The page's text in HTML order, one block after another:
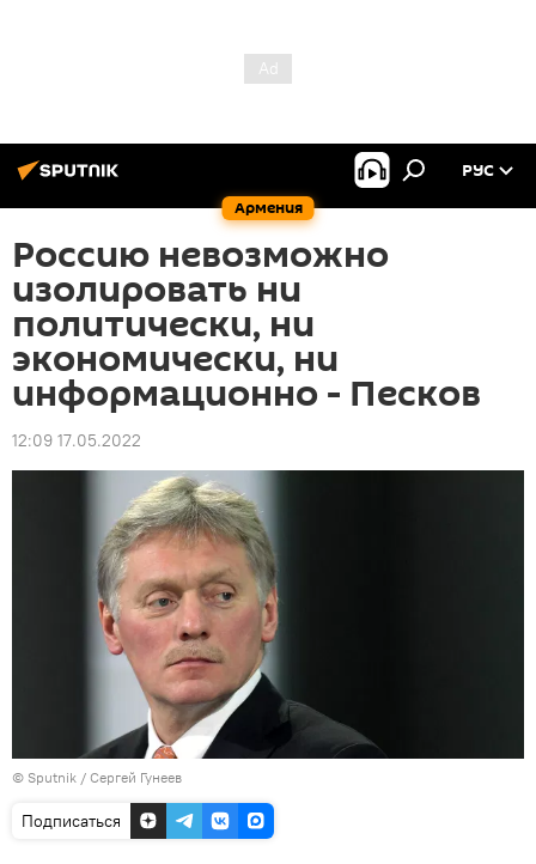
Армения
РУС
Россию невозможно
изолировать ни
политически, ни
экономически, ни
информационно - Песков
12:09 17.05.2022
© Sputnik / Сергей Гунеев
Подписаться